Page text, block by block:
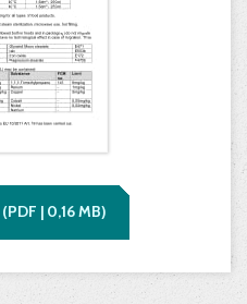
(PDF | 0,16MB)